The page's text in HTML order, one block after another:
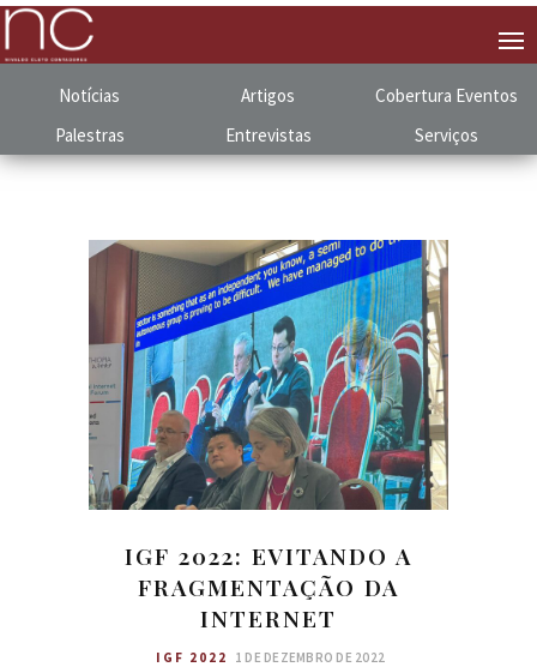
Notícias Artigos Cobertura Eventos
Palestras
Entrevistas Serviços
IGF 2022: EVITANDO A
FRAGMENTAÇÃO DA
INTERNET
IGF 2022 1 DE DEZEMBRO DE 2022